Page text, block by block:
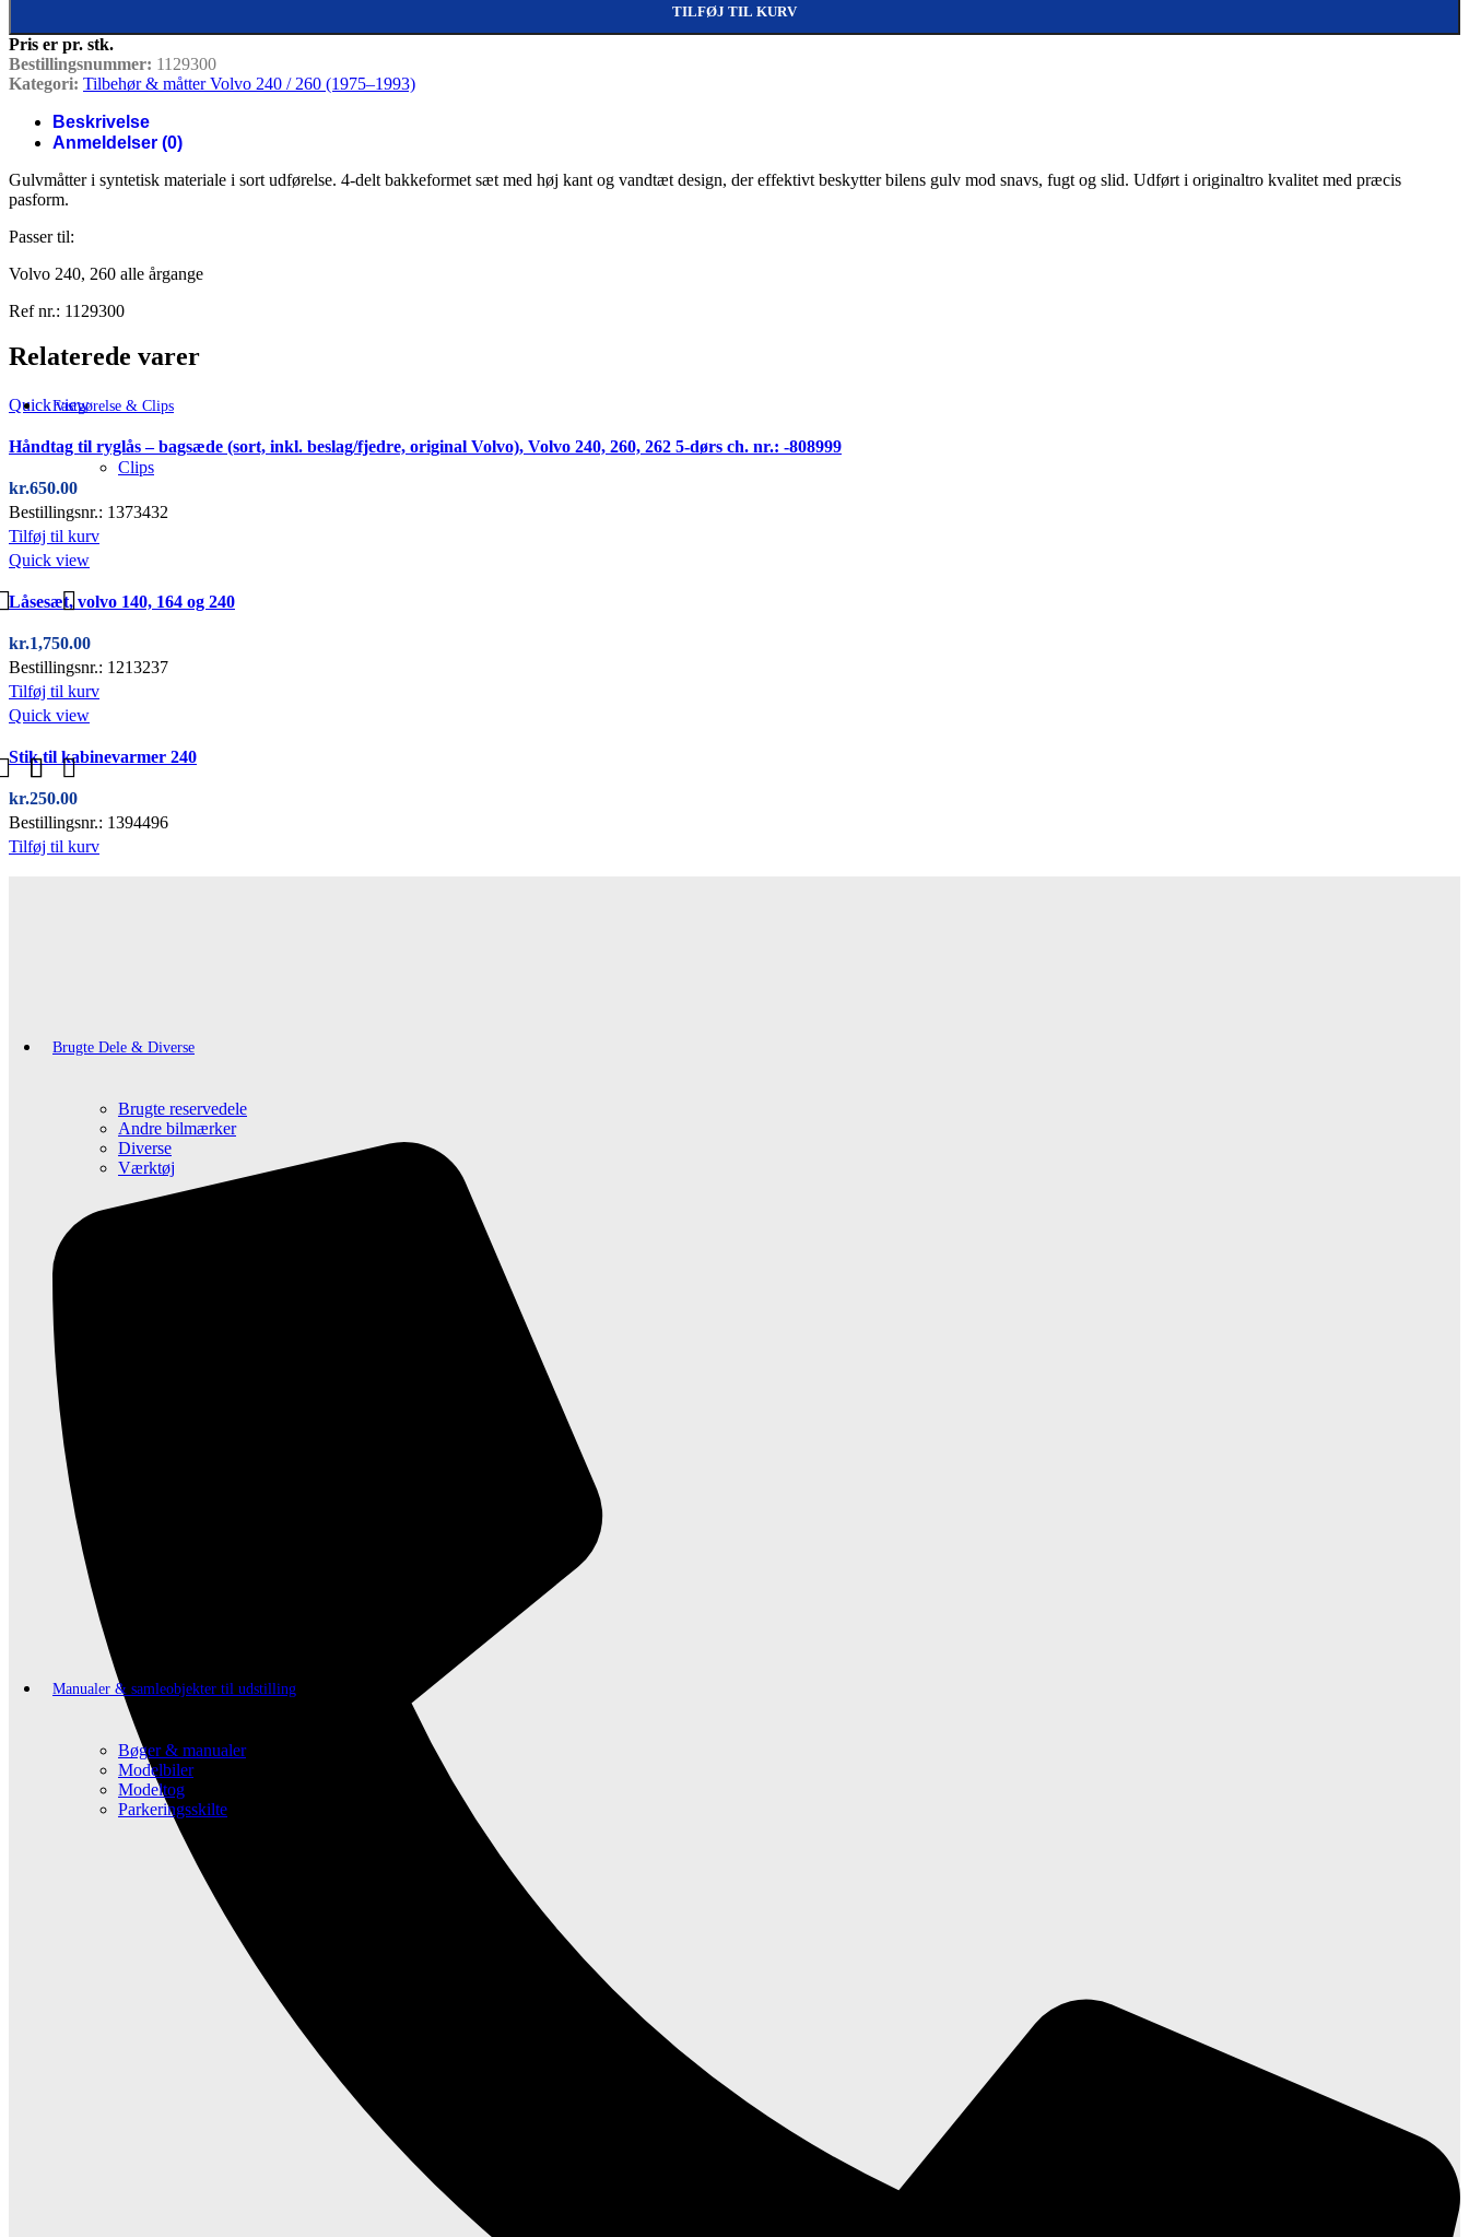
Fastgørelse & Clips
Clips
Brugte Dele & Diverse
Brugte reservedele
Andre bilmærker
Diverse
Værktøj
Manualer & samleobjekter til udstilling
Bøger & manualer
Modelbiler
Modeltog
Parkeringsskilte
TILFØJ TIL KURV
Pris er pr. stk.
Bestillingsnummer: 1129300
Kategori: Tilbehør & måtter Volvo 240 / 260 (1975–1993)
Beskrivelse
Anmeldelser (0)
Gulvmåtter i syntetisk materiale i sort udførelse. 4-delt bakkeformet sæt med høj kant og vandtæt design, der effektivt beskytter bilens gulv mod snavs, fugt og slid. Udført i originaltro kvalitet med præcis
pasform.
Passer til:
Volvo 240, 260 alle årgange
Ref nr.: 1129300
Relaterede varer
Quick view
Håndtag til ryglås – bagsæde (sort, inkl. beslag/fjedre, original Volvo), Volvo 240, 260, 262 5-dørs ch. nr.: -808999
kr.650.00
Bestillingsnr.: 1373432
Tilføj til kurv
Quick view
Låsesæt, volvo 140, 164 og 240
kr.1,750.00
Bestillingsnr.: 1213237
Tilføj til kurv
Quick view
Stik til kabinevarmer 240
kr.250.00
Bestillingsnr.: 1394496
Tilføj til kurv